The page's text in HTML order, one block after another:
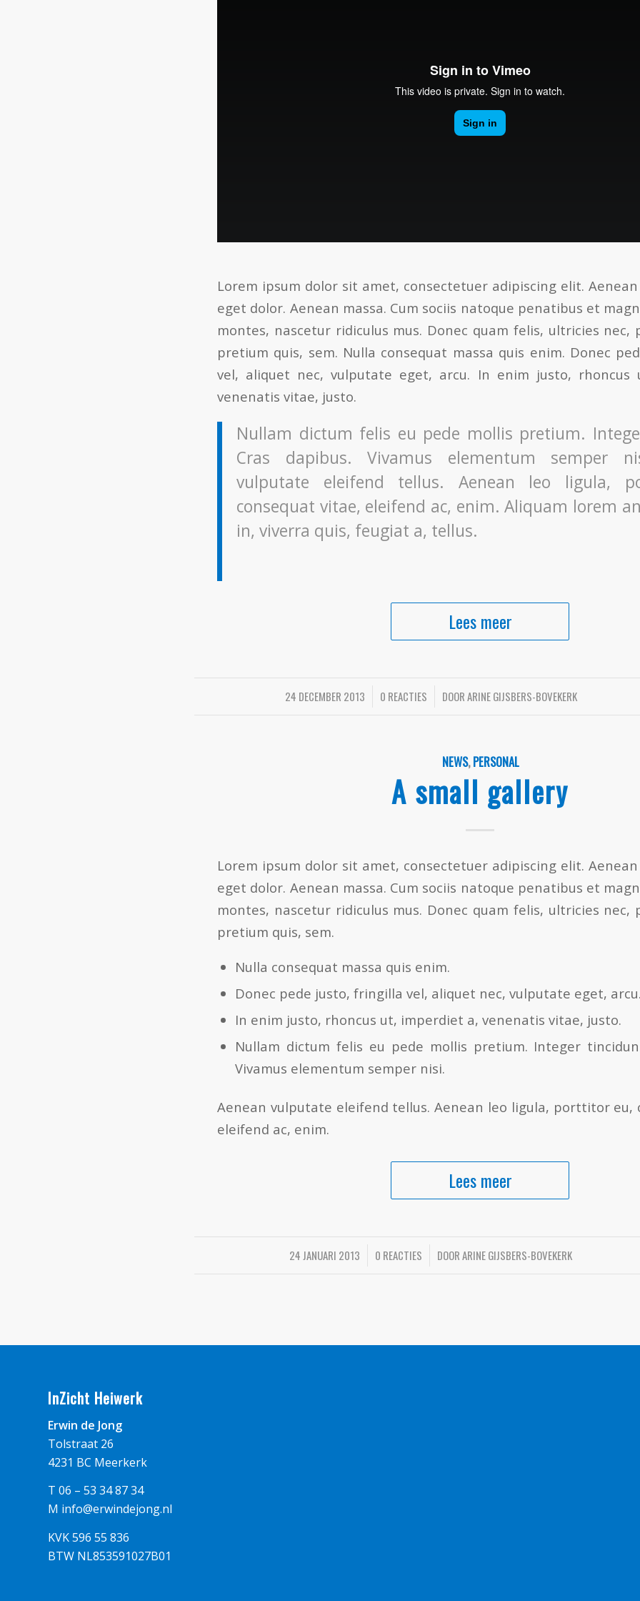
Lorem ipsum dolor sit amet, consectetuer adipiscing elit.
eget dolor. Aenean massa. Cum sociis natoque penatibus et
montes, nascetur ridiculus mus. Donec quam felis, ultricies nec,
pretium quis, sem. Nulla consequat massa quis enim. Donec
vel, aliquet nec, vulputate eget, arcu. In enim justo, rhoncus
venenatis vitae, justo.
Nullam dictum felis eu pede mollis pretium.
Cras dapibus. Vivamus elementum semper
vulputate eleifend tellus. Aenean leo ligula,
consequat vitae, eleifend ac, enim. Aliquam lorem
in, viverra quis, feugiat a, tellus.
Lees meer
24 DECEMBER 2013
/ 0 REACTIES
/ DOORARINE GIJSBERS-BOVEKERK
NEWS,PERSONAL
A small gallery
Lorem ipsum dolor sit amet, consectetuer adipiscing elit.
eget dolor. Aenean massa. Cum sociis natoque penatibus et
montes, nascetur ridiculus mus. Donec quam felis, ultricies nec,
pretium quis, sem.
Nulla consequat massa quis enim.
Donec pede justo, fringilla vel, aliquet nec, vulputate eget,
In enim justo, rhoncus ut, imperdiet a, venenatis vitae, justo.
Nullam dictum felis eu pede mollis pretium. Integer
Vivamus elementum semper nisi.
Aenean vulputate eleifend tellus. Aenean leo ligula, porttitor eu,
eleifend ac, enim.
Lees meer
24 JANUARI 2013
/ 0 REACTIES
/ DOORARINE GIJSBERS-BOVEKERK
InZicht Heiwerk
Erwin de Jong
Tolstraat 26
4231 BC Meerkerk
T 06 – 53 34 87 34
M info@erwindejong.nl
KVK 596 55 836
BTW NL853591027B01